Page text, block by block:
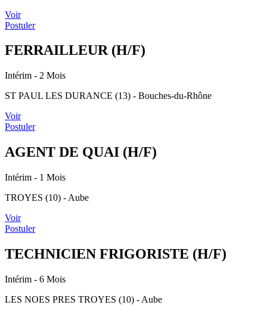
Voir
Postuler
FERRAILLEUR (H/F)
Intérim - 2 Mois
ST PAUL LES DURANCE (13) - Bouches-du-Rhône
Voir
Postuler
AGENT DE QUAI (H/F)
Intérim - 1 Mois
TROYES (10) - Aube
Voir
Postuler
TECHNICIEN FRIGORISTE (H/F)
Intérim - 6 Mois
LES NOES PRES TROYES (10) - Aube